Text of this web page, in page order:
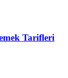
Tarifleri